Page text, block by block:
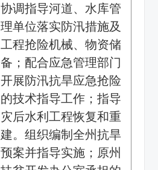
协调指导河道、水库管
理单位落实防汛措施及
工程抢险机械、物资储
备；配合应急管理部门
开展防汛抗旱应急抢险
的技术指导工作；指导
灾后水利工程恢复和重
建。组织编制全州抗旱
预案并指导实施；原州